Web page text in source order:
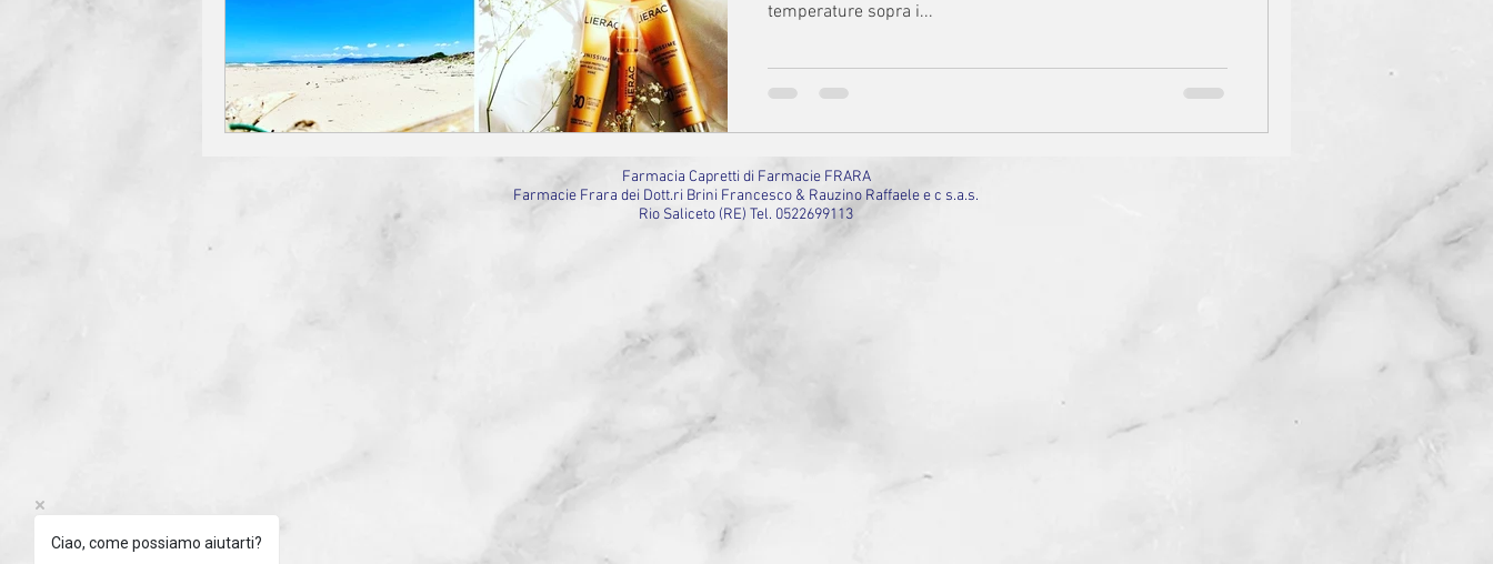
temperature sopra i...
Farmacia Capretti di Farmacie FRARA
Farmacie Frara dei Dott.ri Brini Francesco & Rauzino Raffaele e c s.a.s.
Rio Saliceto (RE) Tel. 0522699113
Ciao, come possiamo aiutarti?